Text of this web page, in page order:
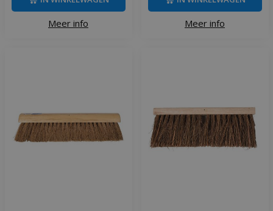
Meer info Meer info